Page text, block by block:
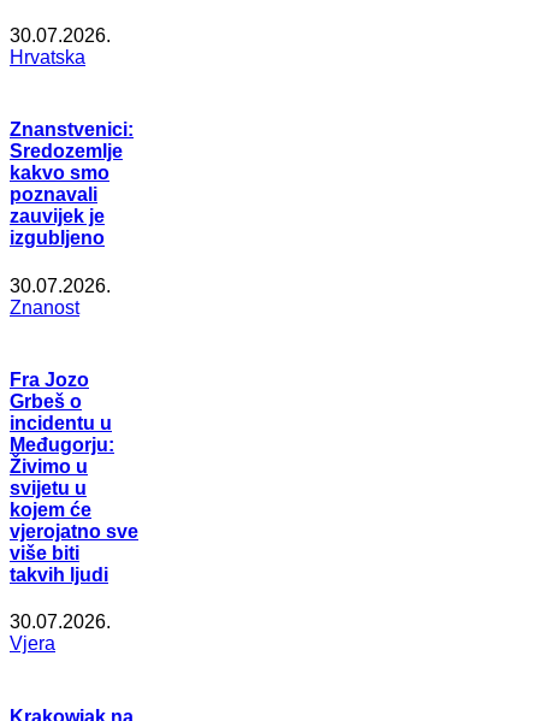
30.07.2026.
Hrvatska
Znanstvenici:
Sredozemlje
kakvo smo
poznavali
zauvijek je
izgubljeno
30.07.2026.
Znanost
Fra Jozo
Grbeš o
incidentu u
Međugorju:
Živimo u
svijetu u
kojem će
vjerojatno sve
više biti
takvih ljudi
30.07.2026.
Vjera
Krakowiak na